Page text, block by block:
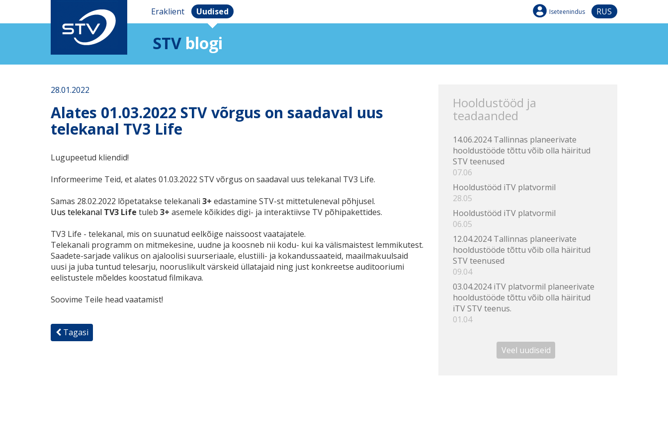
Eraklient Uudised Iseteenindus RUS
STV blogi
28.01.2022
Alates 01.03.2022 STV võrgus on saadaval uus
telekanal TV3 Life
Lugupeetud kliendid!
Informeerime Teid, et alates 01.03.2022 STV võrgus on saadaval uus telekanal TV3 Life.
Samas 28.02.2022 lõpetatakse telekanali 3+ edastamine STV-st mittetuleneval põhjusel.
Uus telekanal TV3 Life tuleb 3+ asemele kõikides digi- ja interaktiivse TV põhipakettides.
TV3 Life - telekanal, mis on suunatud eelkõige naissoost vaatajatele.
Telekanali programm on mitmekesine, uudne ja koosneb nii kodu- kui ka välismaistest lemmikutest.
Saadete-sarjade valikus on ajaloolisi suurseriaale, elustiili- ja kokandussaateid, maailmakuulsaid
uusi ja juba tuntud telesarju, nooruslikult värskeid üllatajaid ning just konkreetse auditooriumi
eelistustele mõeldes koostatud filmikava.
Soovime Teile head vaatamist!
Tagasi
Hooldustööd ja
teadaanded
14.06.2024 Tallinnas planeerivate
hooldustööde tõttu võib olla häiritud
STV teenused
07.06
Hooldustööd iTV platvormil
28.05
Hooldustööd iTV platvormil
06.05
12.04.2024 Tallinnas planeerivate
hooldustööde tõttu võib olla häiritud
STV teenused
09.04
03.04.2024 iTV platvormil planeerivate
hooldustööde tõttu võib olla häiritud
iTV STV teenus.
01.04
Veel uudiseid